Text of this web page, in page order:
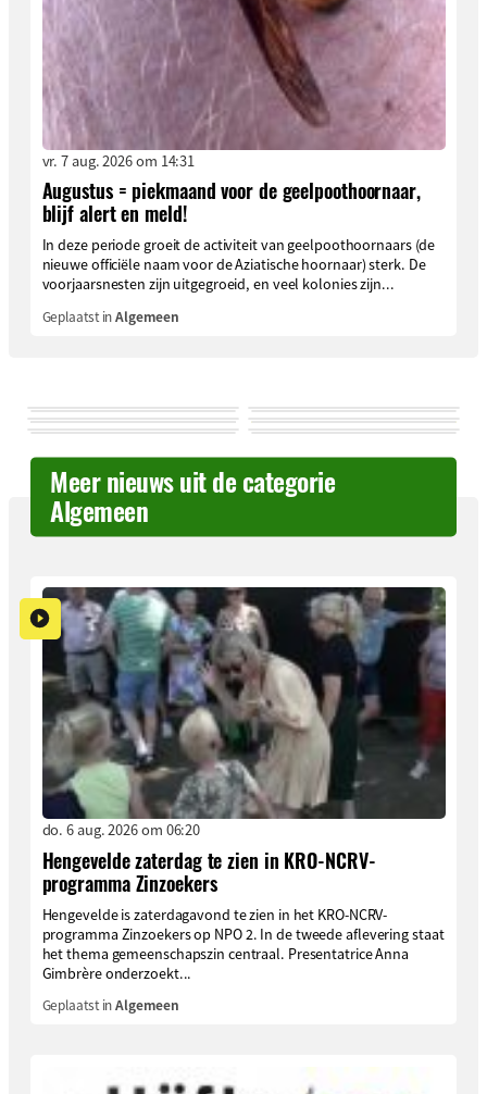
vr. 7 aug. 2026 om 14:31
Augustus = piekmaand voor de geelpoothoornaar,
blijf alert en meld!
In deze periode groeit de activiteit van geelpoothoornaars (de
nieuwe officiële naam voor de Aziatische hoornaar) sterk. De
voorjaarsnesten zijn uitgegroeid, en veel kolonies zijn...
Geplaatst inAlgemeen
Meer nieuws uit de categorie
Algemeen
do. 6 aug. 2026 om 06:20
Hengevelde zaterdag te zien in KRO-NCRV-
programma Zinzoekers
Hengevelde is zaterdagavond te zien in het KRO-NCRV-
programma Zinzoekers op NPO 2. In de tweede aflevering staat
het thema gemeenschapszin centraal. Presentatrice Anna
Gimbrère onderzoekt...
Geplaatst inAlgemeen